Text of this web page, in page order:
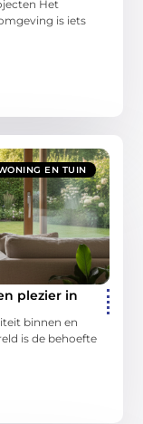
Het
is iets
EN TUIN
plezier in
binnen en
is de behoefte